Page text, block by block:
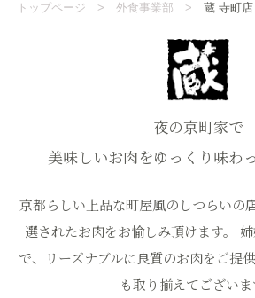
トップページ 外食事業部 蔵 寺町店
夜の京町家で
美味しいお肉をゆっくり味わ
京都らしい上品な町屋風のしつらいの
選されたお肉をお愉しみ頂けます。
で、リーズナブルに良質のお肉をご提
も取り揃えてございま